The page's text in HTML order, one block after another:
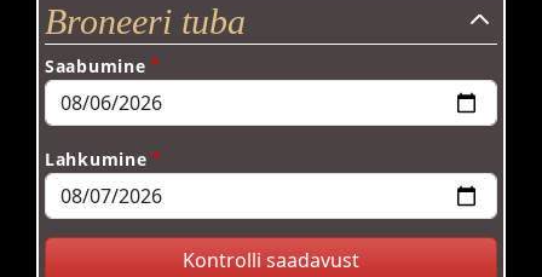
Broneeri tuba
Saabumine
Lahkumine